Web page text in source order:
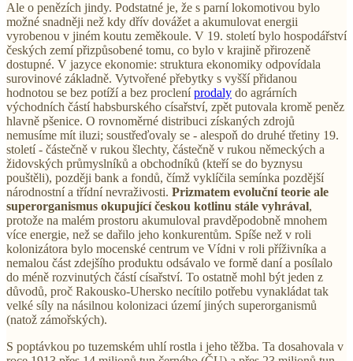
Ale o penězích jindy. Podstatné je, že s parní lokomotivou bylo
možné snadněji než kdy dřív dovážet a akumulovat energii
vyrobenou v jiném koutu zeměkoule. V 19. století bylo hospodářství
českých zemí přizpůsobené tomu, co bylo v krajině přirozeně
dostupné. V jazyce ekonomie: struktura ekonomiky odpovídala
surovinové základně. Vytvořené přebytky s vyšší přidanou
hodnotou se bez potíží a bez procleníprodaly do agrárních
východních částí habsburského císařství, zpět putovala kromě peněz
hlavně pšenice. O rovnoměrné distribuci získaných zdrojů
nemusíme mít iluzi; soustřeďovaly se - alespoň do druhé třetiny 19.
století - částečně v rukou šlechty, částečně v rukou německých a
židovských průmyslníků a obchodníků (kteří se do byznysu
pouštěli), později bank a fondů, čímž vyklíčila semínka pozdější
národnostní a třídní nevraživosti. Prizmatem evoluční teorie ale
superorganismus okupující českou kotlinu stále vyhrával,
protože na malém prostoru akumuloval pravděpodobně mnohem
více energie, než se dařilo jeho konkurentům. Spíše než v roli
kolonizátora bylo mocenské centrum ve Vídni v roli příživníka a
nemalou část zdejšího produktu odsávalo ve formě daní a posílalo
do méně rozvinutých částí císařství. To ostatně mohl být jeden z
důvodů, proč Rakousko-Uhersko necítilo potřebu vynakládat tak
velké síly na násilnou kolonizaci území jiných superorganismů
(natož zámořských).
S poptávkou po tuzemském uhlí rostla i jeho těžba. Ta dosahovala v